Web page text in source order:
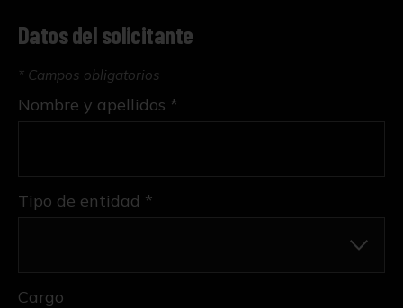
Datos del solicitante
* Campos obligatorios
Tipo de entidad *
Nombre y apellidos *
Cargo